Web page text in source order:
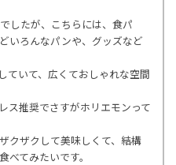
したが、こちらには、食パ
いろんなパンや、グッズなど
ていて、広くておしゃれな空間
ス推奨でさすがホリエモンって
クザクして美味しくて、結構
てみたいです。